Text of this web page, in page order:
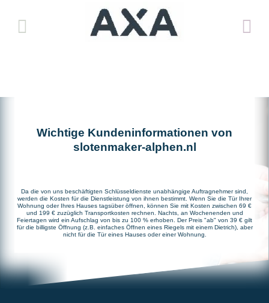
Wichtige Kundeninformationen von
slotenmaker-alphen.nl
Da die von uns beschäftigten Schlüsseldienste unabhängige Auftragnehmer sind,
werden die Kosten für die Dienstleistung von ihnen bestimmt. Wenn Sie die Tür Ihrer
Wohnung oder Ihres Hauses tagsüber öffnen, können Sie mit Kosten zwischen 69 €
und 199 € zuzüglich Transportkosten rechnen. Nachts, an Wochenenden und
Feiertagen wird ein Aufschlag von bis zu 100 % erhoben. Der Preis "ab" von 39 € gilt
für die billigste Öffnung (z.B. einfaches Öffnen eines Riegels mit einem Dietrich), aber
nicht für die Tür eines Hauses oder einer Wohnung.